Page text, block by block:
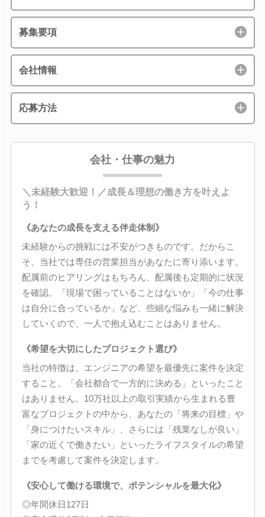
募集要項
会社情報
応募方法
会社・仕事の魅力
＼未経験大歓迎！／成長＆理想の働き方を叶えよ
う！
《あなたの成長を支える伴走体制》
未経験からの挑戦には不安がつきものです。だからこ
そ、当社では専任の営業担当があなたに寄り添います。
配属前のヒアリングはもちろん、配属後も定期的に状況
を確認。「現場で困っていることはないか」「今の仕事
は自分に合っているか」など、些細な悩みも一緒に解決
していくので、一人で抱え込むことはありません。
《希望を大切にしたプロジェクト選び》
当社の特徴は、エンジニアの希望を最優先に案件を決定
すること。「会社都合で一方的に決める」といったこと
はありません。10万社以上の取引実績から生まれる豊
富なプロジェクトの中から、あなたの「将来の目標」や
「身につけたいスキル」、さらには「残業なしが良い」
「家の近くで働きたい」といったライフスタイルの希望
までを考慮して案件を決定します。
《安心して働ける環境で、ポテンシャルを最大化》
◎年間休日127日